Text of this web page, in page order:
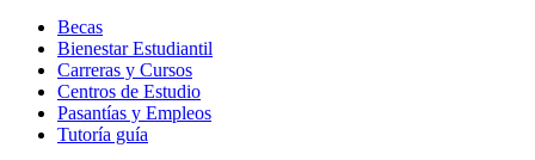
Becas
Bienestar Estudiantil
Carreras y Cursos
Centros de Estudio
Pasantías y Empleos
Tutoría guía